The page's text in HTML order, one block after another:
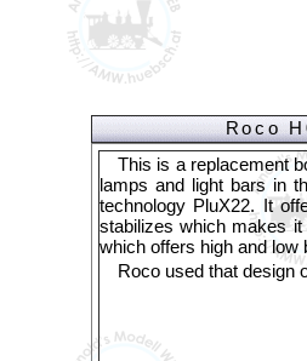
Roco
This is a replacement
lamps and light bars in
technology PluX22. It
stabilizes which makes
which offers high and low
Roco used that design